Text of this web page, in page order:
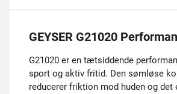
GEYSER G21020
G21020 er en tætsiddende
sport og aktiv fritid. Den sømløse
reducerer friktion mod huden og